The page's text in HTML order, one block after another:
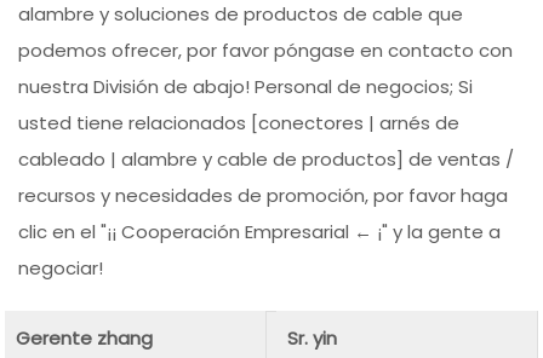
alambre y soluciones de productos de cable que
podemos ofrecer, por favor póngase en contacto con
nuestra División de abajo! Personal de negocios; Si
usted tiene relacionados [conectores | arnés de
cableado | alambre y cable de productos] de ventas /
recursos y necesidades de promoción, por favor haga
clic en el "¡¡ Cooperación Empresarial ← ¡" y la gente a
negociar!
Gerente zhang
Sr. yin